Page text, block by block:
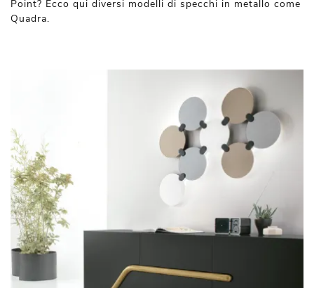
Point? Ecco qui diversi modelli di specchi in metallo come
Quadra.